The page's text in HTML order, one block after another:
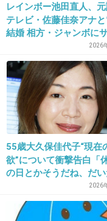
痔のおっさんな
28. 匿名 2013/10/10(木) 23:42:39
そんなん鑑賞し
2013/10/10(木) 23:42:41
お母さん助かる
レインボー池田直人、
テレビ・佐藤佳奈アナ
結婚 相方・ジャンボに
2026
55歳大久保佳代子“現在
欲”について衝撃告白「
の日とかそうだね、だ
2026